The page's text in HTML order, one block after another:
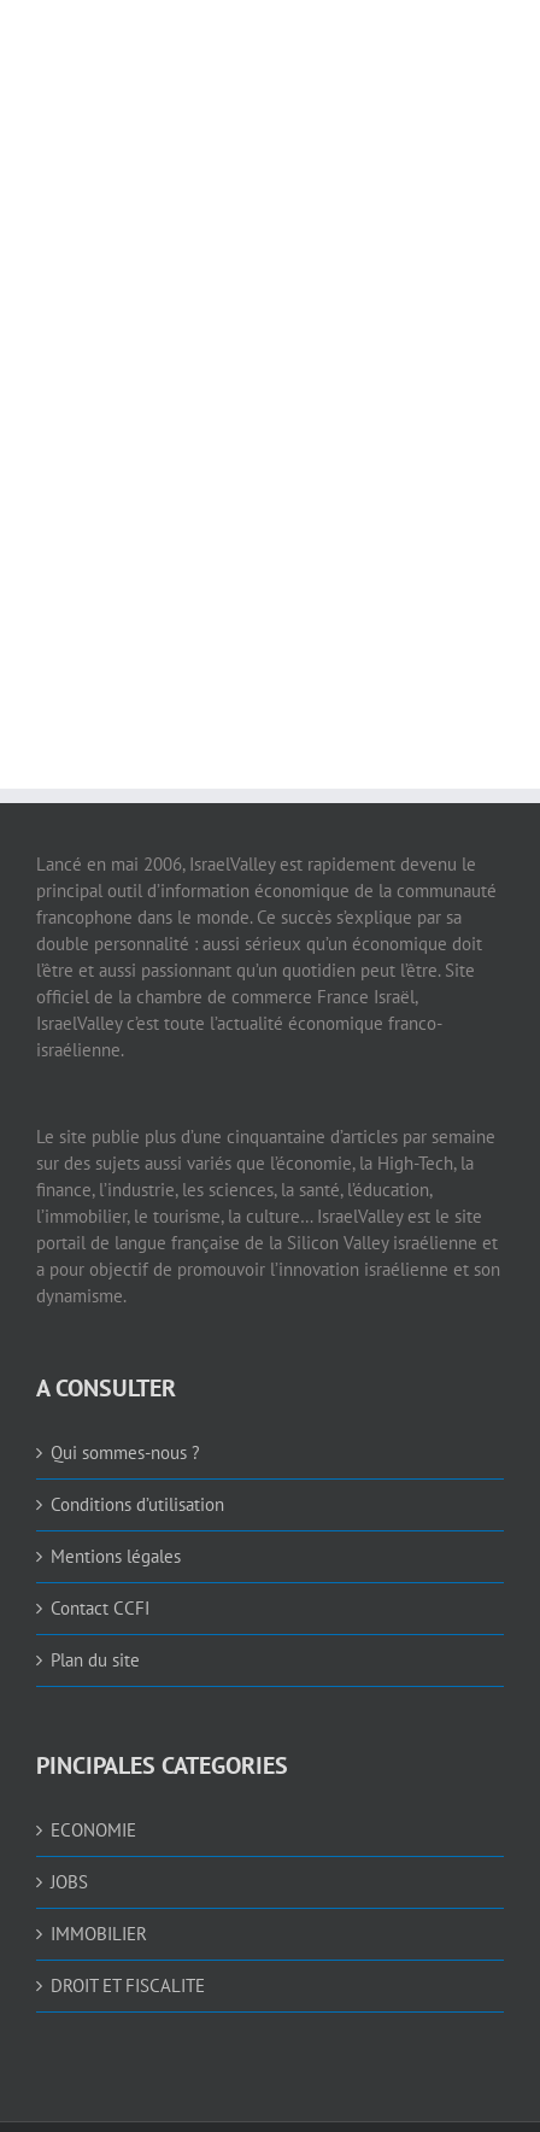
Lancé en mai 2006, IsraelValley est rapidement devenu le
principal outil d’information économique de la communauté
francophone dans le monde. Ce succès s’explique par sa
double personnalité : aussi sérieux qu’un économique doit
l’être et aussi passionnant qu’un quotidien peut l’être. Site
officiel de la chambre de commerce France Israël,
IsraelValley c’est toute l’actualité économique franco-
israélienne.
Le site publie plus d’une cinquantaine d’articles par semaine
sur des sujets aussi variés que l’économie, la High-Tech, la
finance, l’industrie, les sciences, la santé, l’éducation,
l’immobilier, le tourisme, la culture… IsraelValley est le site
portail de langue française de la Silicon Valley israélienne et
a pour objectif de promouvoir l’innovation israélienne et son
dynamisme.
A CONSULTER
Qui sommes-nous ?
Conditions d’utilisation
Mentions légales
Contact CCFI
Plan du site
PINCIPALES CATEGORIES
ECONOMIE
JOBS
IMMOBILIER
DROIT ET FISCALITE